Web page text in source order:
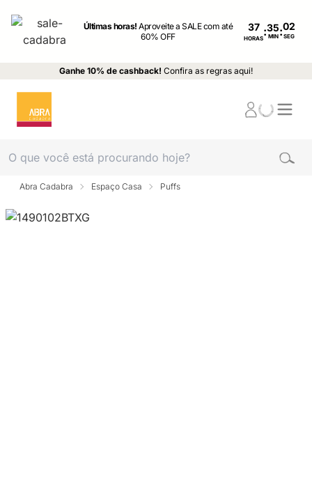
Últimas horas!Aproveite a SALE com até
60% OFF
37
HORAS: MIN : SEG
Ganhe 10% de cashback! Confira as regras aqui!
Abra Cadabra Espaço Casa Puffs